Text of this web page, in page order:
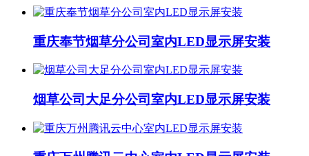
重庆奉节烟草分公司室内LED显示屏安装
烟草公司大足分公司室内LED显示屏安装